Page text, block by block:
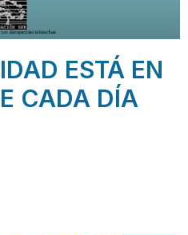
ESTÁ EN
CADA DÍA